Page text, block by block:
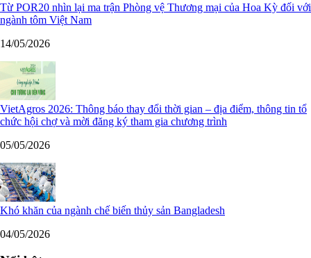
Từ POR20 nhìn lại ma trận Phòng vệ Thương mại của Hoa Kỳ đối với
ngành tôm Việt Nam
14/05/2026
VietAgros 2026: Thông báo thay đổi thời gian – địa điểm, thông tin tổ
chức hội chợ và mời đăng ký tham gia chương trình
05/05/2026
Khó khăn của ngành chế biến thủy sản Bangladesh
04/05/2026